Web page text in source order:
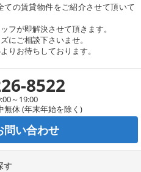
の賃貸物件をご紹介させて頂いて
フが即解決させて頂きます。
にご相談下さいませ。
りお待ちしております。
8522
～19:00
無休 (年末年始を除く)
問い合わせ
す